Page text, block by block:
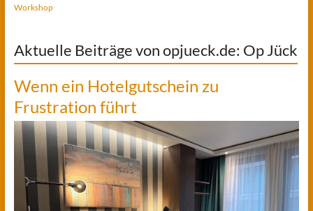
Workshop
Aktuelle Beiträge von opjueck.de: Op Jück
Wenn ein Hotelgutschein zu
Frustration führt